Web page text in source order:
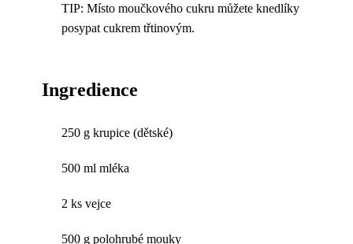
TIP: Místo moučkového cukru můžete knedlíky
posypat cukrem třtinovým.
Ingredience
250 g krupice (dětské)
500 ml mléka
2 ks vejce
500 g polohrubé mouky